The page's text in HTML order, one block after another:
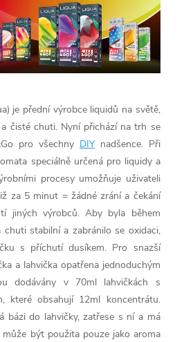
je přední výrobce liquidů na světě,
čisté chuti. Nyní přichází na trh se
pro všechny DIYnadšence. Při
speciálně určená pro liquidy a
procesy umožňuje uživateli
za 5 minut = žádné zrání a čekání
jiných výrobců. Aby byla během
stabilní a zabránilo se oxidaci,
s příchutí dusíkem. Pro snazší
a lahvička opatřena jednoduchým
dodávány v 70ml lahvičkách s
které obsahují 12ml koncentrátu.
bázi do lahvičky, zatřese s ní a má
být použita pouze jako aroma